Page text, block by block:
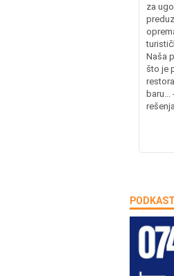
za
Naša
što je
baru...
PODKAST